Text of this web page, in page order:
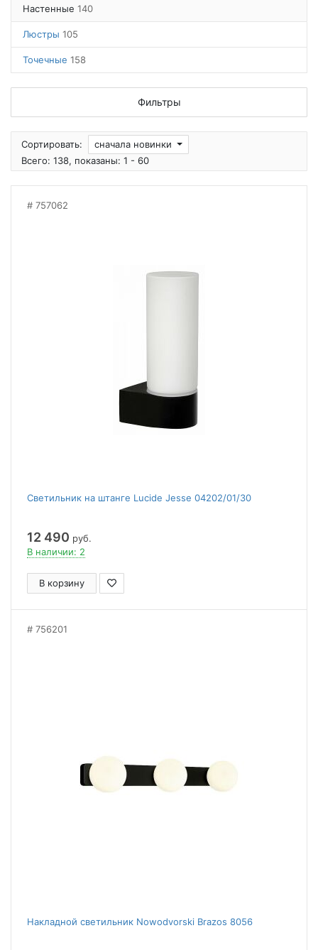
Настенные 140
Люстры 105
Точечные 158
Фильтры
Сортировать:
сначала новинки
Всего: 138, показаны: 1 - 60
757062
Светильник на штанге Lucide Jesse 04202/01/30
12 490 руб.
В наличии: 2
В корзину
756201
Накладной светильник Nowodvorski Brazos 8056